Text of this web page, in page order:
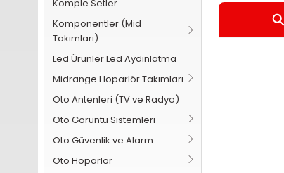
Komple Setler
Komponentler (Mid
Takımları)
Led Ürünler Led Aydınlatma
Midrange Hoparlör Takımları
Oto Antenleri (TV ve Radyo)
Oto Görüntü Sistemleri
Oto Güvenlik ve Alarm
Oto Hoparlör